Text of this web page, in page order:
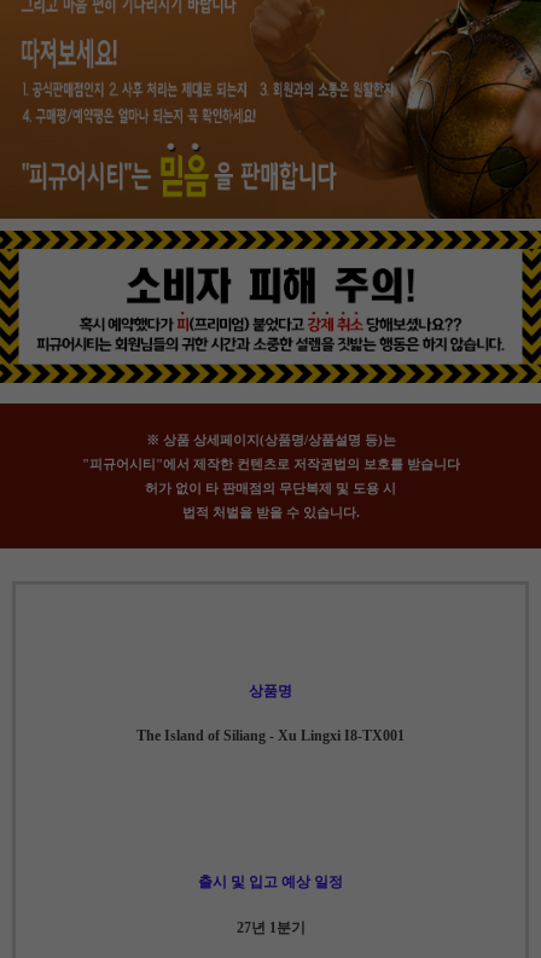
※ 상품 상세페이지(상품명/상품설명 등)는
"피규어시티"에서 제작한 컨텐츠로 저작권법의 보호를 받습니다
허가 없이 타 판매점의 무단복제 및 도용 시
법적 처벌을 받을 수 있습니다.
상품명
The Island of Siliang - Xu Lingxi I8-TX001
출시 및 입고 예상 일정
27년 1분기